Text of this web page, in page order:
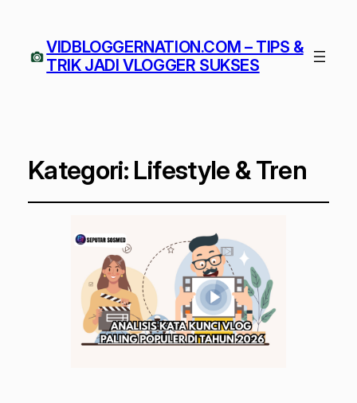
VIDBLOGGERNATION.COM – TIPS &
TRIK JADI VLOGGER SUKSES
Kategori: Lifestyle & Tren